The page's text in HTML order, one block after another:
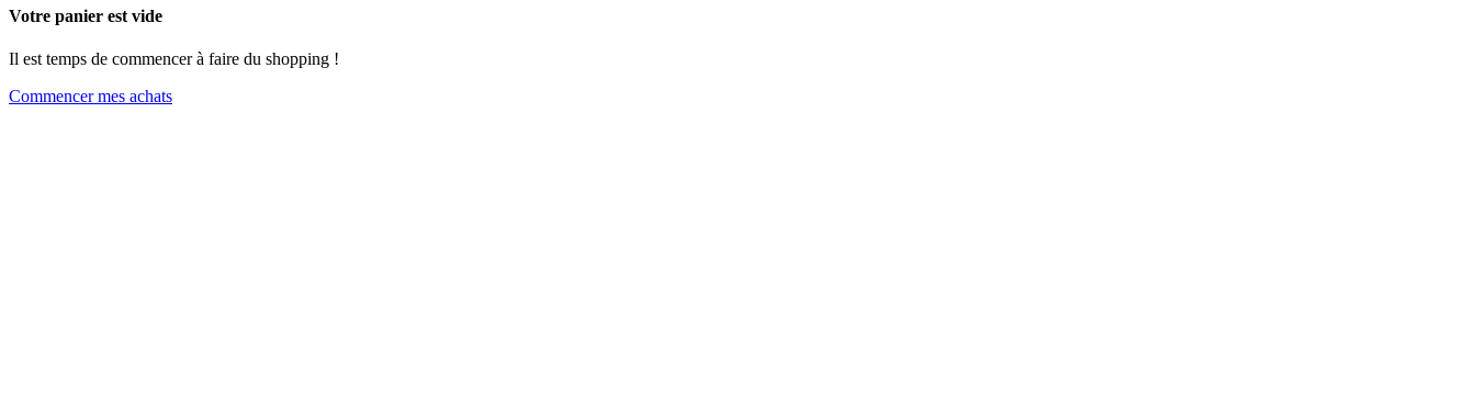
Votre panier est vide
Il est temps de commencer à faire du shopping !
Commencer mes achats